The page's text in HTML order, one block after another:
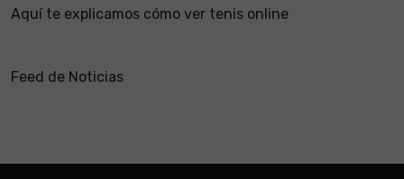
Aquí te explicamos cómo ver tenis online
Feed de Noticias